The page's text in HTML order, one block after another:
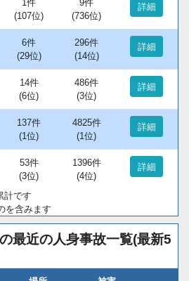
1件
(107位)
9件
(736位)
詳細
6件
(29位)
296件
(14位)
詳細
14件
(6位)
486件
(3位)
詳細
137件
(1位)
4825件
(1位)
詳細
53件
(3位)
1396件
(4位)
詳細
計です
を含みます
最近の人身事故一覧(最新5